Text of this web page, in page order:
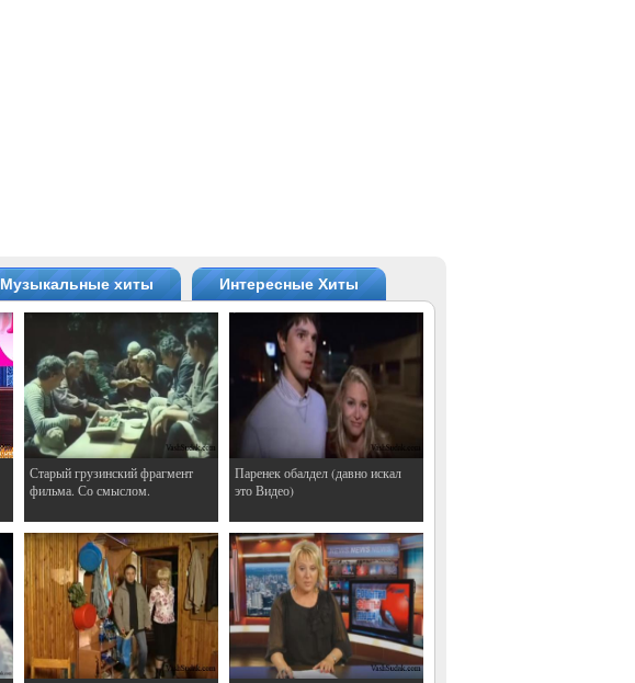
Музыкальные хиты Интересные Хиты
Старый грузинский фрагмент
фильма. Со смыслом.
Паренек обалдел (давно искал
это Видео)